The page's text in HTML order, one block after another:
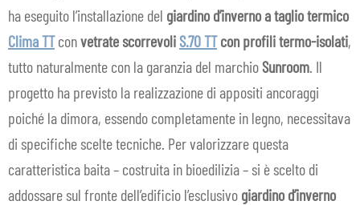
ha eseguito l’installazione del giardino d’inverno a taglio termico
Clima TTconvetrate scorrevoli S.70 TTcon profili termo-isolati,
tutto naturalmente con la garanzia del marchio Sunroom . Il
progetto ha previsto la realizzazione di appositi ancoraggi
poiché la dimora, essendo completamente in legno, necessitava
di specifiche scelte tecniche. Per valorizzare questa
caratteristica baita – costruita in bioedilizia – si è scelto di
addossare sul fronte dell’edificio l’esclusivo giardino d’inverno